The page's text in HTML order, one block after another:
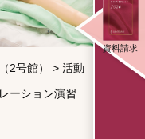
資料請求
2号館） > 活動
ーション演習